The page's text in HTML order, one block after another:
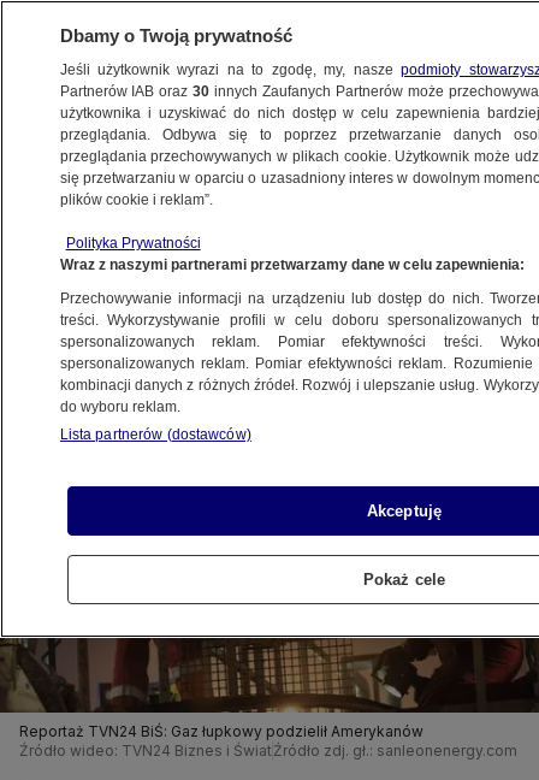
BIZNES
NAJNOWSZE
gazu łupkowego w przyszłym roku
28.05.2014, 15:44
Udostępnij
Reportaż TVN24 BiŚ: Gaz łupkowy podzielił Amerykanów
Źródło wideo: TVN24 Biznes i ŚwiatŹródło zdj. gł.: sanleonenergy.com
Dbamy o Twoją prywatność
Jeśli użytkownik wyrazi na to zgodę, my, naszepodmioty
Partnerów IAB oraz30 innych Zaufanych Partnerów może
użytkownika i uzyskiwać do nich dostęp w celu zapewnienia
przeglądania. Odbywa się to poprzez przetwarzanie danych
przeglądania przechowywanych w plikach cookie. Użytkownik może
się przetwarzaniu w oparciu o uzasadniony interes w dowolnym
plików cookie i reklam”.
Polityka Prywatności
Wraz z naszymi partnerami przetwarzamy dane w celu zapewnienia:
Przechowywanie informacji na urządzeniu lub dostęp do nich.
treści. Wykorzystywanie profili w celu doboru spersonalizowanych
spersonalizowanych reklam. Pomiar efektywności treści.
spersonalizowanych reklam. Pomiar efektywności reklam.
kombinacji danych z różnych źródeł. Rozwój i ulepszanie usług.
do wyboru reklam.
Lista partnerów (dostawców)
Akceptuję
Pokaż cele